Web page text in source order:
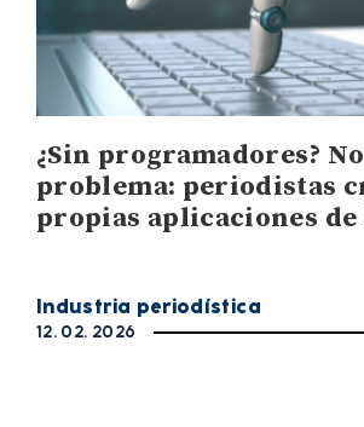
¿Sin programadores?
problema: periodistas
propias aplicaciones de
Industria periodística
12. 02. 2026